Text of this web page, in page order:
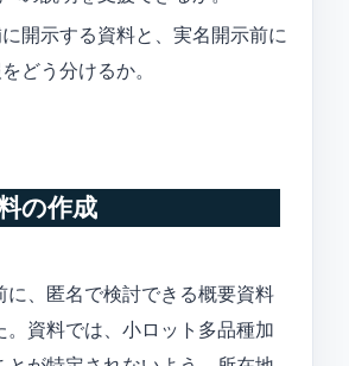
開示する資料と、実名開示前に
どう分けるか。
の作成
に、匿名で検討できる概要資料
。資料では、小ロット多品種加